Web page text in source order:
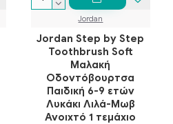
Jordan
Jordan Step by Step
Toothbrush Soft
Μαλακή
Οδοντόβουρτσα
Παιδική 6-9 ετών
Λυκάκι Λιλά-Μωβ
Ανοιχτό 1 τεμάχιο